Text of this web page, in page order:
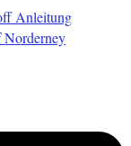
Anleitung
Norderney